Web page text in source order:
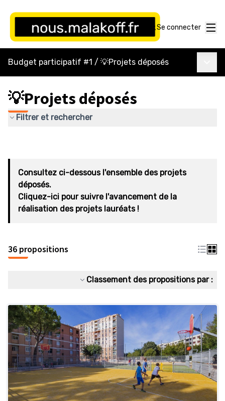
Se connecter
Budget participatif #1 / 💡Projets déposés
💡Projets déposés
Filtrer et rechercher
Consultez ci-dessous l'ensemble des projets
déposés.
Cliquez-ici pour suivre l'avancement de la
réalisation des projets lauréats !
36 propositions
Classement des propositions par :